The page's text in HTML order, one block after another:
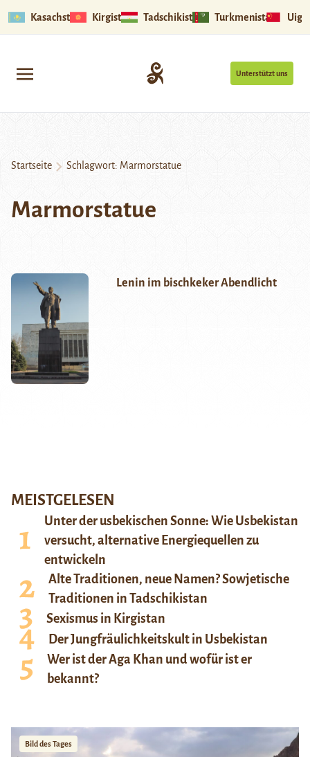
Kasachstan Kirgistan Tadschikistan Turkmenistan
Unterstützt uns
Startseite Schlagwort: Marmorstatue
Marmorstatue
Lenin im bischkeker Abendlicht
MEISTGELESEN
Unter der usbekischen Sonne: Wie Usbekistan
versucht, alternative Energiequellen zu
entwickeln
Alte Traditionen, neue Namen? Sowjetische
Traditionen in Tadschikistan
Sexismus in Kirgistan
Der Jungfräulichkeitskult in Usbekistan
Wer ist der Aga Khan und wofür ist er
bekannt?
Bild des Tages